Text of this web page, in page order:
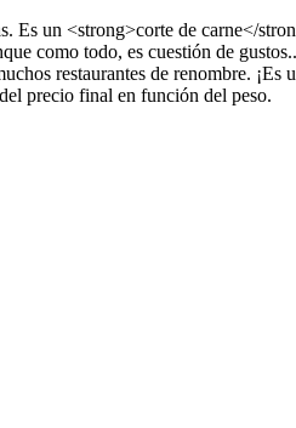
un <strong>corte de carne</
como todo, es cuestión de
restaurantes de renombre.
precio final en función del peso.